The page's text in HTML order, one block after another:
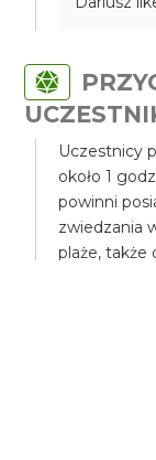
Uczestnicy
około 1
powinni
zwiedzania
plaże, także